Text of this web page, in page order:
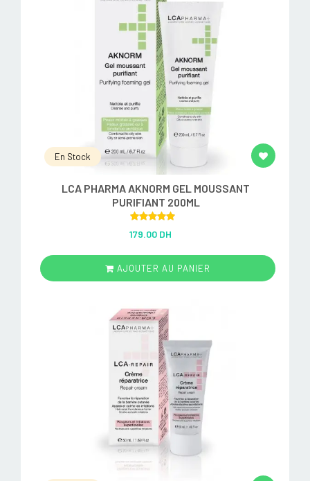
En Stock
LCA PHARMA AKNORM GEL MOUSSANT
PURIFIANT 200ML
out of 5
179.00 DH
AJOUTER AU PANIER